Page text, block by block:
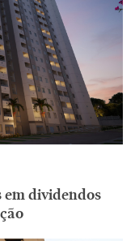
em dividendos